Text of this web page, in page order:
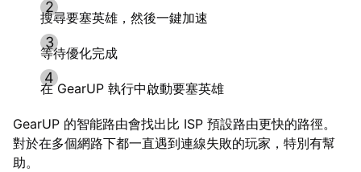
搜尋要塞英雄，然後一鍵加速
等待優化完成
在 GearUP 執行中啟動要塞英雄
GearUP 的智能路由會找出比 ISP 預設路由更快的路徑。
對於在多個網路下都一直遇到連線失敗的玩家，特別有幫
助。